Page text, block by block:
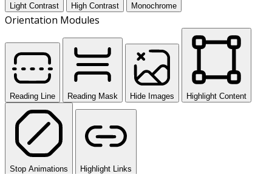
Light Contrast High Contrast Monochrome
Orientation Modules
Reading Line Reading Mask Hide Images Highlight Content
Stop Animations
Highlight Links